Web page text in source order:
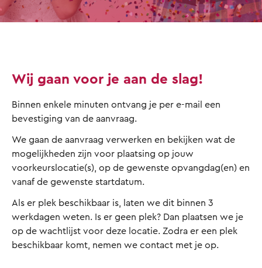
Wij gaan voor je aan de slag!
Binnen enkele minuten ontvang je per e-mail een
bevestiging van de aanvraag.
We gaan de aanvraag verwerken en bekijken wat de
mogelijkheden zijn voor plaatsing op jouw
voorkeurslocatie(s), op de gewenste opvangdag(en) en
vanaf de gewenste startdatum.
Als er plek beschikbaar is, laten we dit binnen 3
werkdagen weten. Is er geen plek? Dan plaatsen we je
op de wachtlijst voor deze locatie. Zodra er een plek
beschikbaar komt, nemen we contact met je op.